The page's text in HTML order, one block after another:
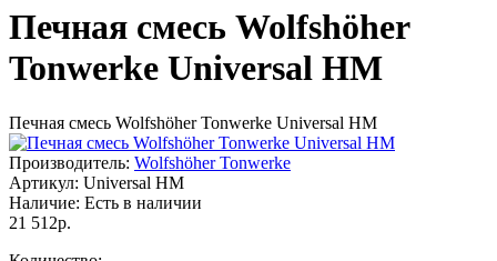
Печная смесь Wolfshöher
Tonwerke Universal HM
Печная смесь Wolfshöher Tonwerke Universal HM
Производитель: Wolfshöher Tonwerke
Артикул: Universal HM
Наличие: Есть в наличии
21 512р.